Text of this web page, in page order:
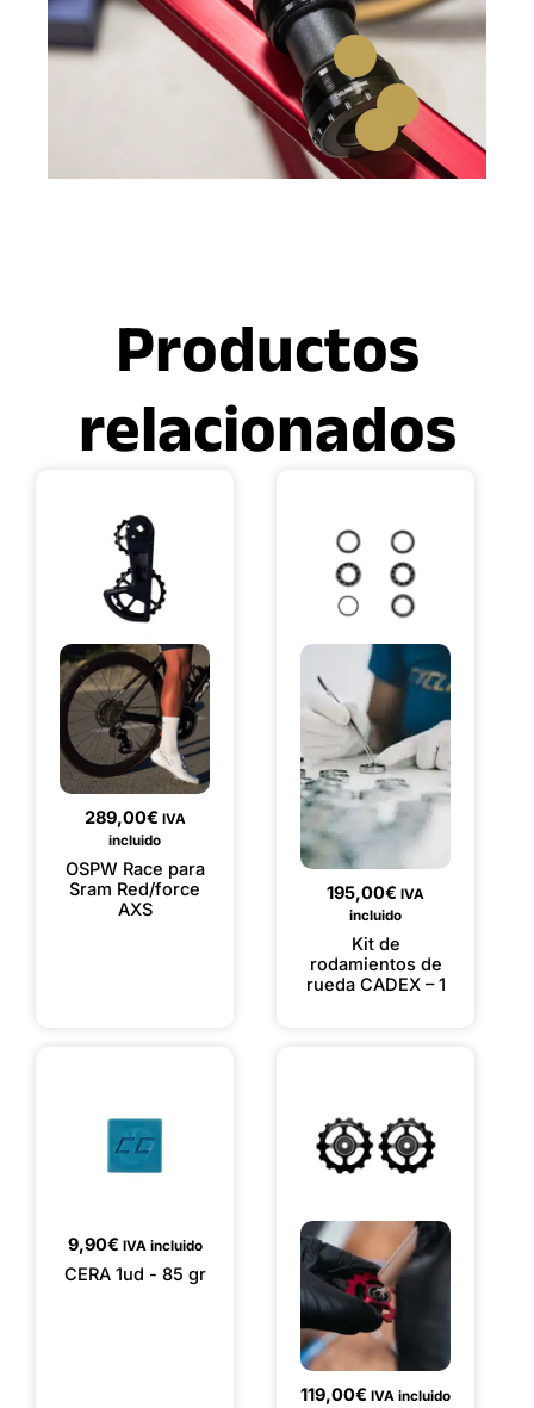
Productos
relacionados
289,00€ IVA
incluido
OSPW Race para
Sram Red/force
AXS
195,00€ IVA
incluido
Kit de
rodamientos de
rueda CADEX – 1
9,90€ IVA incluido
CERA 1ud - 85 gr
119,00€ IVA incluido